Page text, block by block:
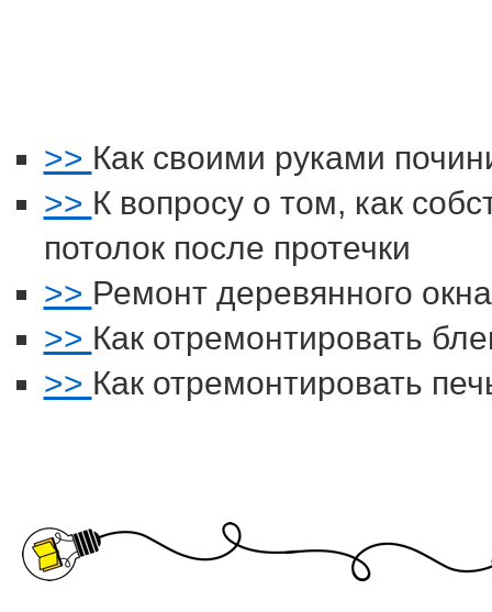
>> Как своими руками
>> К вопросу о том, как
потолок после протечки
>> Ремонт деревянного
>> Как отремонтировать
>> Как отремонтировать